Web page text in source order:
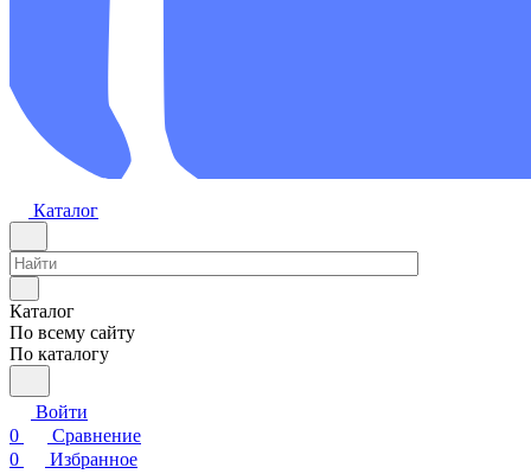
Каталог
Каталог
По всему сайту
По каталогу
Войти
0
Сравнение
0
Избранное